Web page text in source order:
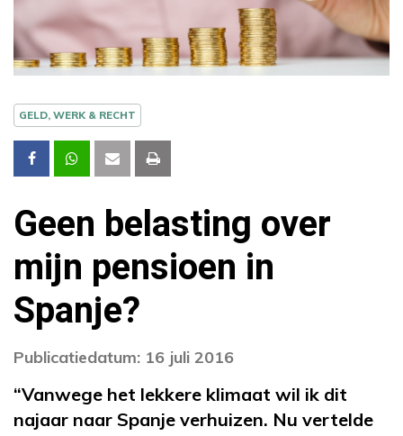
GELD, WERK & RECHT
Geen belasting over
mijn pensioen in
Spanje?
Publicatiedatum: 16 juli 2016
“Vanwege het lekkere klimaat wil ik dit
najaar naar Spanje verhuizen. Nu vertelde